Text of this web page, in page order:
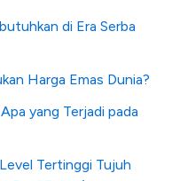
di Era Serba
Harga Emas Dunia?
yang Terjadi pada
Tertinggi Tujuh